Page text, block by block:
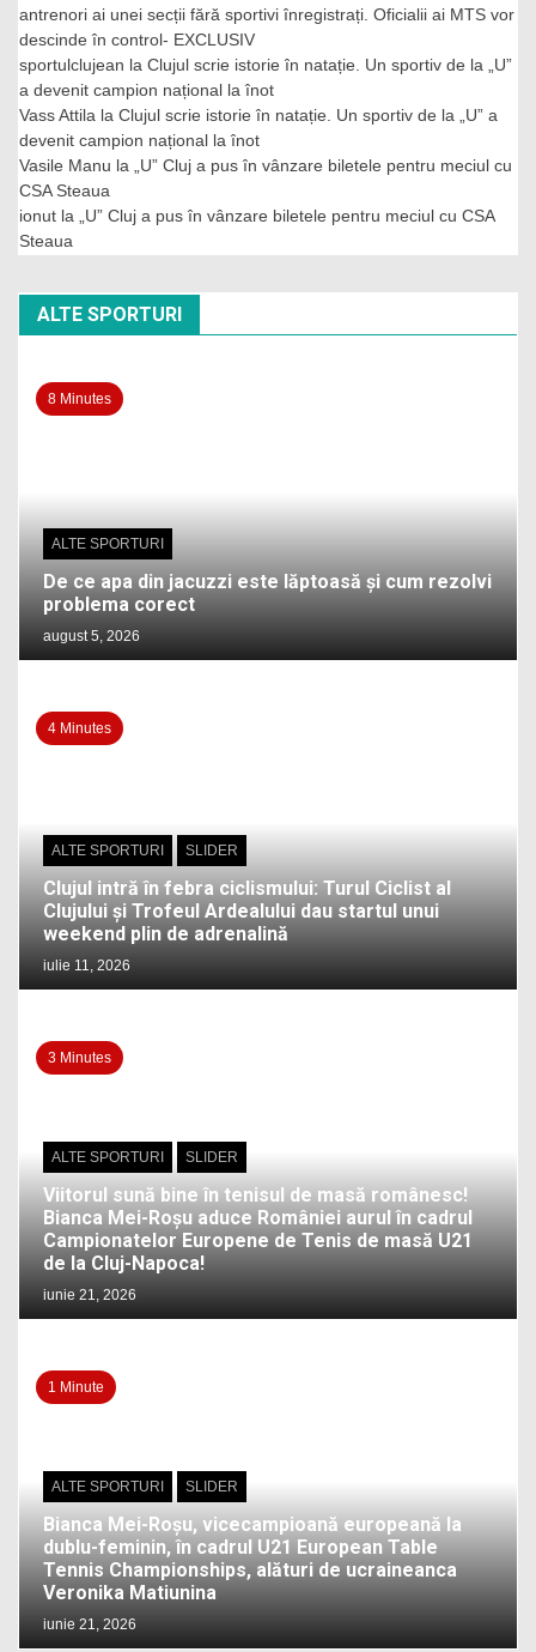
antrenori ai unei secții fără sportivi înregistrați. Oficialii ai MTS vor
descinde în control- EXCLUSIV
sportulclujean la Clujul scrie istorie în natație. Un sportiv de la „U”
a devenit campion național la înot
Vass Attila la Clujul scrie istorie în natație. Un sportiv de la „U” a
devenit campion național la înot
Vasile Manu la
„U” Cluj a pus în vânzare biletele pentru meciul cu
CSA Steaua
ionut la
„U” Cluj a pus în vânzare biletele pentru meciul cu CSA
Steaua
ALTE SPORTURI
8 Minutes
ALTE SPORTURI
De ce apa din jacuzzi este lăptoasă și cum rezolvi
problema corect
august 5, 2026
4 Minutes
ALTE SPORTURI SLIDER
Clujul intră în febra ciclismului: Turul Ciclist al
Clujului și Trofeul Ardealului dau startul unui
weekend plin de adrenalină
iulie 11, 2026
3 Minutes
ALTE SPORTURI SLIDER
Viitorul sună bine în tenisul de masă românesc!
Bianca Mei-Roșu aduce României aurul în cadrul
Campionatelor Europene de Tenis de masă U21
de la Cluj-Napoca!
iunie 21, 2026
1 Minute
ALTE SPORTURI SLIDER
Bianca Mei-Roșu, vicecampioană europeană la
dublu-feminin, în cadrul U21 European Table
Tennis Championships, alături de ucraineanca
Veronika Matiunina
iunie 21, 2026